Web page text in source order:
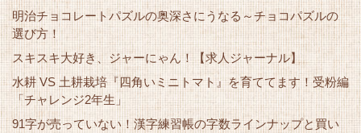
明治チョコレートパズルの奥深さにうなる～チョコパズルの
選び方！
スキスキ大好き、ジャーにゃん！【求人ジャーナル】
水耕 VS 土耕栽培『四角いミニトマト』を育ててます！受粉編
「チャレンジ2年生」
91字が売っていない！漢字練習帳の字数ラインナップと買い